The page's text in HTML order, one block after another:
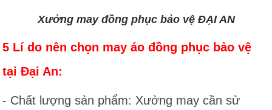
Xưởng may đồng phục bảo vệ ĐẠI AN
5 Lí do nên chọn may áo đồng phục bảo vệ
tại Đại An:
- Chất lượng sản phẩm: Xưởng may cần sử